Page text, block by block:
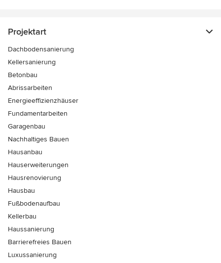
Projektart
Dachbodensanierung
Kellersanierung
Betonbau
Abrissarbeiten
Energieeffizienzhäuser
Fundamentarbeiten
Garagenbau
Nachhaltiges Bauen
Hausanbau
Hauserweiterungen
Hausrenovierung
Hausbau
Fußbodenaufbau
Kellerbau
Haussanierung
Barrierefreies Bauen
Luxussanierung